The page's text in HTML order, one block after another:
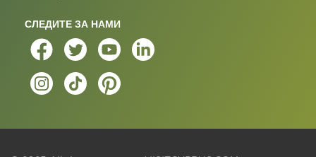
СЛЕДИТЕ ЗА НАМИ